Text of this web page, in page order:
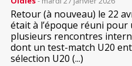
Retour (à nouveau) le 22
était à l’époque réuni
plusieurs rencontres
dont un test-match U20
sélection U20 (...)